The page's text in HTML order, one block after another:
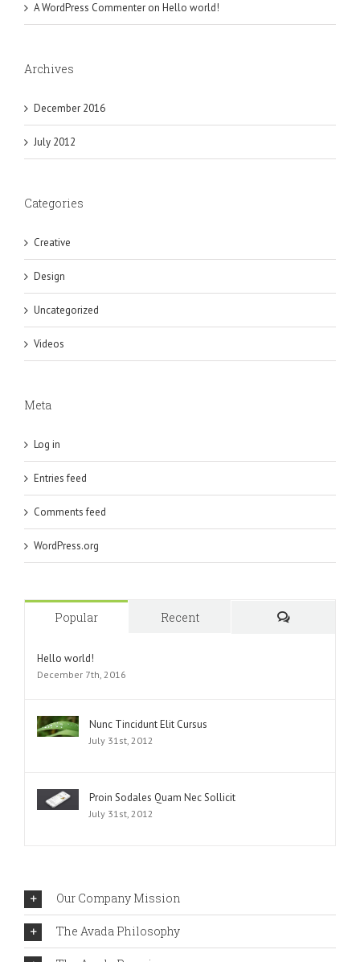
A WordPress Commenter on Hello world!
Archives
December 2016
July 2012
Categories
Creative
Design
Uncategorized
Videos
Meta
Log in
Entries feed
Comments feed
WordPress.org
Popular
Recent
Hello world!
December 7th, 2016
Nunc Tincidunt Elit Cursus
July 31st, 2012
Proin Sodales Quam Nec Sollicit
July 31st, 2012
Our Company Mission
The Avada Philosophy